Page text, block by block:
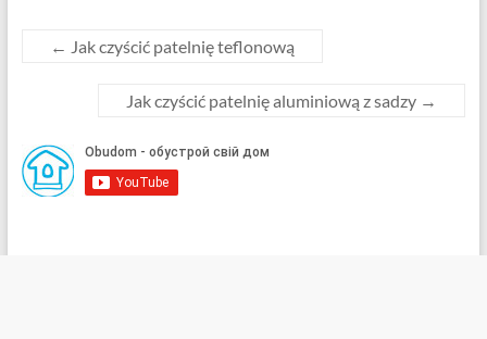
← Jak czyścić patelnię teflonową
Jak czyścić patelnię aluminiową z sadzy →